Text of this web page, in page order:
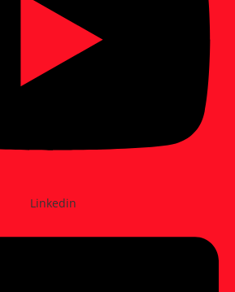
Linkedin